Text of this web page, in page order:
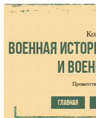
ВОЕННАЯ
И
ГЛАВНАЯ